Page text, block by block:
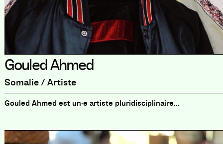
Gouled Ahmed
Somalie / Artiste
Gouled Ahmed est un·e artiste pluridisciplinaire...